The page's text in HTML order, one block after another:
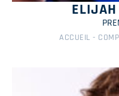
ELIJAH
ACCUEIL -